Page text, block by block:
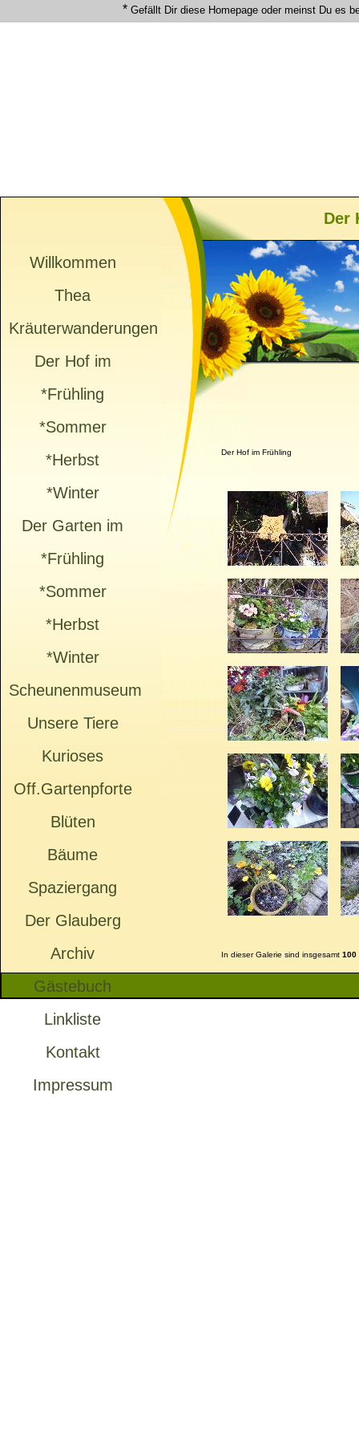
* Gefällt Dir diese Homepage oder meinst Du es
Willkommen
Thea
Kräuterwanderungen
Der Hof im
*Frühling
*Sommer
*Herbst
*Winter
Der Garten im
*Frühling
*Sommer
*Herbst
*Winter
Scheunenmuseum
Unsere Tiere
Kurioses
Off.Gartenpforte
Blüten
Bäume
Spaziergang
Der Glauberg
Archiv
Gästebuch
Linkliste
Kontakt
Impressum
Der
Der Hof im Frühling
In dieser Galerie sind insgesamt